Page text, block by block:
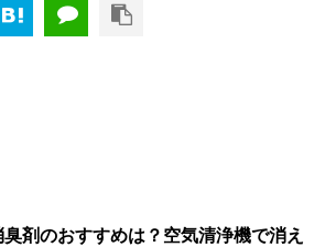
剤のおすすめは？空気清浄機で消え